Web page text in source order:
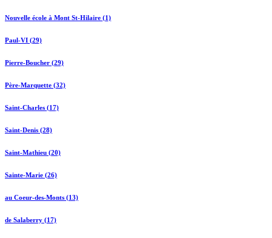
Nouvelle école à Mont St-Hilaire (1)
Paul-VI (29)
Pierre-Boucher (29)
Père-Marquette (32)
Saint-Charles (17)
Saint-Denis (28)
Saint-Mathieu (20)
Sainte-Marie (26)
au Coeur-des-Monts (13)
de Salaberry (17)